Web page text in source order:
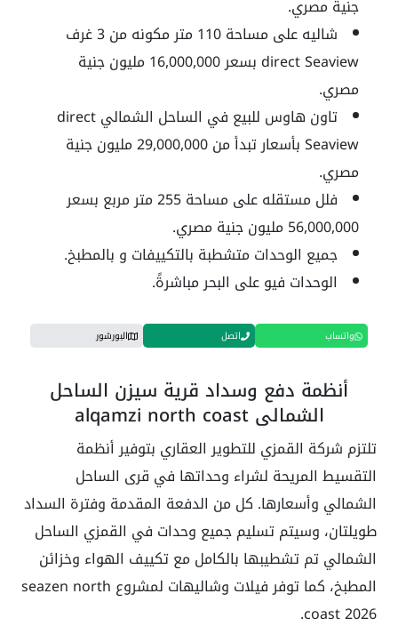
جنية مصري.
شاليه على مساحة 110 متر مكونه من 3 غرف
direct Seaview بسعر 16,000,000 مليون جنية
مصري.
تاون هاوس للبيع في الساحل الشمالي direct
Seaview بأسعار تبدأ من 29,000,000 مليون جنية
مصري.
فلل مستقله على مساحة 255 متر مربع بسعر
56,000,000 مليون جنية مصري.
جميع الوحدات متشطبة بالتكييفات و بالمطبخ.
الوحدات فيو على البحر مباشرةً.
واتساب اتصل البورشور
أنظمة دفع وسداد قرية سيزن الساحل
الشمالي alqamzi north coast
تلتزم شركة القمزي للتطوير العقاري بتوفير أنظمة
التقسيط المريحة لشراء وحداتها في قرى الساحل
الشمالي وأسعارها. كل من الدفعة المقدمة وفترة السداد
طويلتان، وسيتم تسليم جميع وحدات في القمزي الساحل
الشمالي تم تشطيبها بالكامل مع تكييف الهواء وخزائن
المطبخ، كما توفر فيلات وشاليهات لمشروع seazen north
coast 2026.